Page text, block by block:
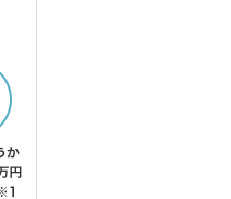
トヨタ ハリアーハイブ
リッド